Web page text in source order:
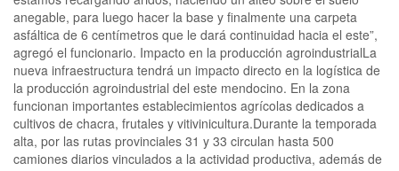
anegable, para luego hacer la base y finalmente una carpeta
asfáltica de 6 centímetros que le dará continuidad hacia el este”,
agregó el funcionario. Impacto en la producción agroindustrialLa
nueva infraestructura tendrá un impacto directo en la logística de
la producción agroindustrial del este mendocino. En la zona
funcionan importantes establecimientos agrícolas dedicados a
cultivos de chacra, frutales y vitivinicultura.Durante la temporada
alta, por las rutas provinciales 31 y 33 circulan hasta 500
camiones diarios vinculados a la actividad productiva, además de